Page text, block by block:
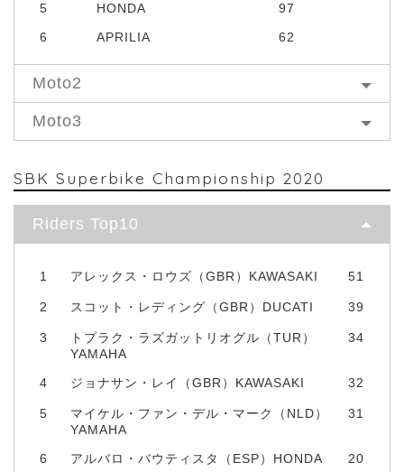
5
HONDA
97
6
APRILIA 62
Moto2
Moto3
SBK Superbike Championship 2020
Riders Top10
1 アレックス・ロウズ（GBR）KAWASAKI 51
2 スコット・レディング（GBR）DUCATI 39
3
トプラク・ラズガットリオグル（TUR）
YAMAHA
34
4 ジョナサン・レイ（GBR）KAWASAKI 32
5
マイケル・ファン・デル・マーク（NLD）
YAMAHA
31
6 アルバロ・バウティスタ（ESP）HONDA 20